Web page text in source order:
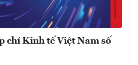
chí Kinh tế Việt Nam số